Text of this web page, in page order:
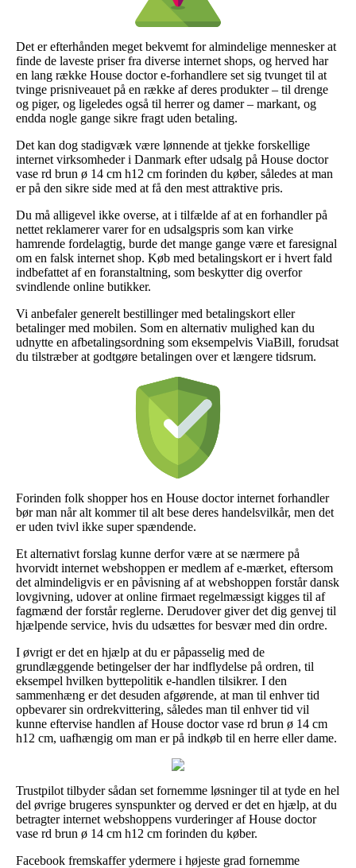
Det er efterhånden meget bekvemt for almindelige mennesker at
finde de laveste priser fra diverse internet shops, og herved har
en lang række House doctor e-forhandlere set sig tvunget til at
tvinge prisniveauet på en række af deres produkter – til drenge
og piger, og ligeledes også til herrer og damer – markant, og
endda nogle gange sikre fragt uden betaling.
Det kan dog stadigvæk være lønnende at tjekke forskellige
internet virksomheder i Danmark efter udsalg på House doctor
vase rd brun ø 14 cm h12 cm forinden du køber, således at man
er på den sikre side med at få den mest attraktive pris.
Du må alligevel ikke overse, at i tilfælde af at en forhandler på
nettet reklamerer varer for en udsalgspris som kan virke
hamrende fordelagtig, burde det mange gange være et faresignal
om en falsk internet shop. Køb med betalingskort er i hvert fald
indbefattet af en foranstaltning, som beskytter dig overfor
svindlende online butikker.
Vi anbefaler generelt bestillinger med betalingskort eller
betalinger med mobilen. Som en alternativ mulighed kan du
udnytte en afbetalingsordning som eksempelvis ViaBill, forudsat
du tilstræber at godtgøre betalingen over et længere tidsrum.
Forinden folk shopper hos en House doctor internet forhandler
bør man når alt kommer til alt bese deres handelsvilkår, men det
er uden tvivl ikke super spændende.
Et alternativt forslag kunne derfor være at se nærmere på
hvorvidt internet webshoppen er medlem af e-mærket, eftersom
det almindeligvis er en påvisning af at webshoppen forstår dansk
lovgivning, udover at online firmaet regelmæssigt kigges til af
fagmænd der forstår reglerne. Derudover giver det dig genvej til
hjælpende service, hvis du udsættes for besvær med din ordre.
I øvrigt er det en hjælp at du er påpasselig med de
grundlæggende betingelser der har indflydelse på ordren, til
eksempel hvilken byttepolitik e-handlen tilsikrer. I den
sammenhæng er det desuden afgørende, at man til enhver tid
opbevarer sin ordrekvittering, således man til enhver tid vil
kunne eftervise handlen af House doctor vase rd brun ø 14 cm
h12 cm, uafhængig om man er på indkøb til en herre eller dame.
Trustpilot tilbyder sådan set fornemme løsninger til at tyde en hel
del øvrige brugeres synspunkter og derved er det en hjælp, at du
betragter internet webshoppens vurderinger af House doctor
vase rd brun ø 14 cm h12 cm forinden du køber.
Facebook fremskaffer ydermere i højeste grad fornemme